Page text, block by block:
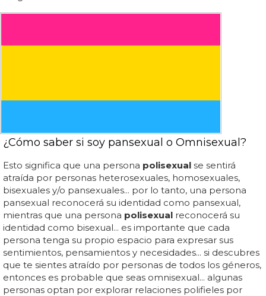
¿Cómo saber si soy pansexual o Omnisexual?
Esto significa que una persona polisexual se sentirá
atraída por personas heterosexuales, homosexuales,
bisexuales y/o pansexuales... por lo tanto, una persona
pansexual reconocerá su identidad como pansexual,
mientras que una persona polisexual reconocerá su
identidad como bisexual... es importante que cada
persona tenga su propio espacio para expresar sus
sentimientos, pensamientos y necesidades... si descubres
que te sientes atraído por personas de todos los géneros,
entonces es probable que seas omnisexual... algunas
personas optan por explorar relaciones polifieles por